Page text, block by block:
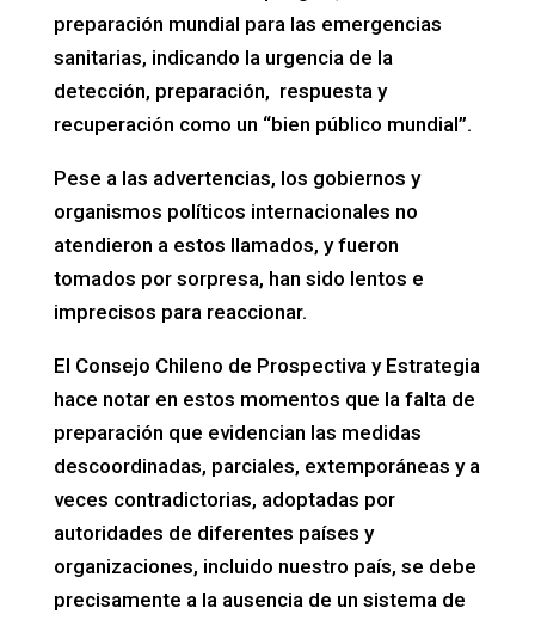
preparación mundial para las emergencias
sanitarias, indicando la urgencia de la
detección, preparación, respuesta y
recuperación como un “bien público mundial”.
Pese a las advertencias, los gobiernos y
organismos políticos internacionales no
atendieron a estos llamados, y fueron
tomados por sorpresa, han sido lentos e
imprecisos para reaccionar.
El Consejo Chileno de Prospectiva y Estrategia
hace notar en estos momentos que la falta de
preparación que evidencian las medidas
descoordinadas, parciales, extemporáneas y a
veces contradictorias, adoptadas por
autoridades de diferentes países y
organizaciones, incluido nuestro país, se debe
precisamente a la ausencia de un sistema de